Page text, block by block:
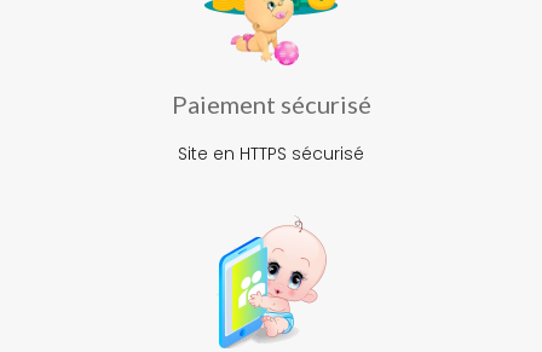
Paiement sécurisé
Site en HTTPS sécurisé